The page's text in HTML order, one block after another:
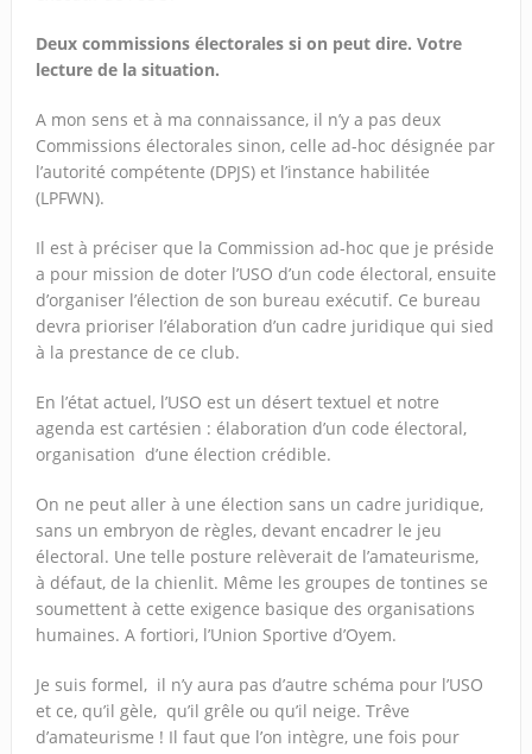
Deux commissions électorales si on peut dire. Votre
lecture de la situation.
A mon sens et à ma connaissance, il n’y a pas deux
Commissions électorales sinon, celle ad-hoc désignée par
l’autorité compétente (DPJS) et l’instance habilitée
(LPFWN).
Il est à préciser que la Commission ad-hoc que je préside
a pour mission de doter l’USO d’un code électoral, ensuite
d’organiser l’élection de son bureau exécutif. Ce bureau
devra prioriser l’élaboration d’un cadre juridique qui sied
à la prestance de ce club.
En l’état actuel, l’USO est un désert textuel et notre
agenda est cartésien : élaboration d’un code électoral,
organisation d’une élection crédible.
On ne peut aller à une élection sans un cadre juridique,
sans un embryon de règles, devant encadrer le jeu
électoral. Une telle posture relèverait de l’amateurisme,
à défaut, de la chienlit. Même les groupes de tontines se
soumettent à cette exigence basique des organisations
humaines. A fortiori, l’Union Sportive d’Oyem.
Je suis formel, il n’y aura pas d’autre schéma pour l’USO
et ce, qu’il gèle, qu’il grêle ou qu’il neige. Trêve
d’amateurisme ! Il faut que l’on intègre, une fois pour